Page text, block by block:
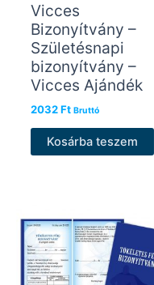
Vicces
Bizonyítvány –
Születésnapi
bizonyítvány –
Vicces Ajándék
2032Ft Bruttó
Kosárba teszem